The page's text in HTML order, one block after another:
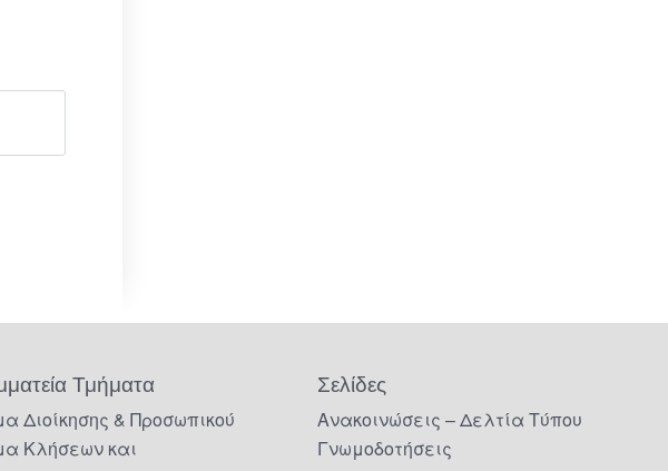
Τμήματα
Διοίκησης & Προσωπικού
Κλήσεων και
Σελίδες
Ανακοινώσεις – Δελτία Τύπου
Γνωμοδοτήσεις